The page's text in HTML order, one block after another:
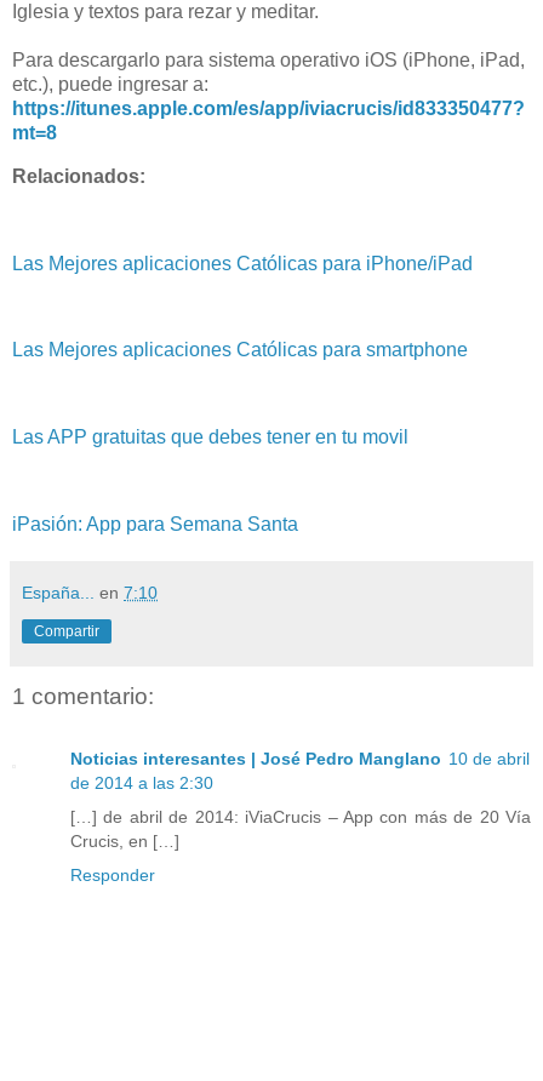
Iglesia y textos para rezar y meditar.
Para descargarlo para sistema operativo iOS (iPhone, iPad,
etc.), puede ingresar a:
https://itunes.apple.com/es/app/iviacrucis/id833350477?
mt=8
Relacionados:
Las Mejores aplicaciones Católicas para iPhone/iPad
Las Mejores aplicaciones Católicas para smartphone
Las APP gratuitas que debes tener en tu movil
iPasión: App para Semana Santa
España... en 7:10
Compartir
1 comentario:
Noticias interesantes | José Pedro Manglano 10 de abril
de 2014 a las 2:30
[…] de abril de 2014: iViaCrucis – App con más de 20 Vía
Crucis, en […]
Responder